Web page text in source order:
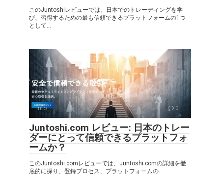
このJuntoshiレビューでは、日本でのトレーディングを学
び、習得するための最も信頼できるプラットフォームの1つ
として...
Info 0
Juntoshi.com レビュー: 日本のトレー
ダーにとって信頼できるプラットフォ
ームか？
このJuntoshi.comレビューでは、Juntoshi.comの詳細を徹
底的に探り、登録プロセス、プラットフォームの...